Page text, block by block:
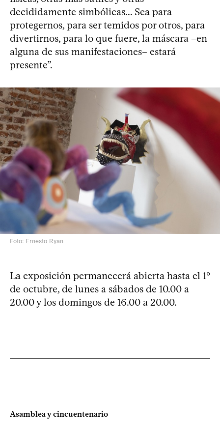
decididamente simbólicas... Sea para
protegernos, para ser temidos por otros, para
divertirnos, para lo que fuere, la máscara –en
alguna de sus manifestaciones– estará
presente”.
Foto: Ernesto Ryan
La exposición permanecerá abierta hasta el 1º
de octubre, de lunes a sábados de 10.00 a
20.00 y los domingos de 16.00 a 20.00.
Asamblea y cincuentenario